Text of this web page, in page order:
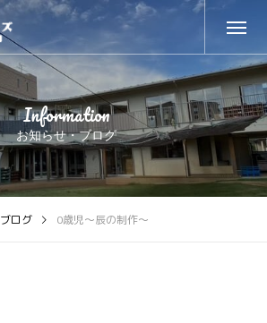
Information
お知らせ・ブログ
ブログ 0歳児〜辰の制作〜